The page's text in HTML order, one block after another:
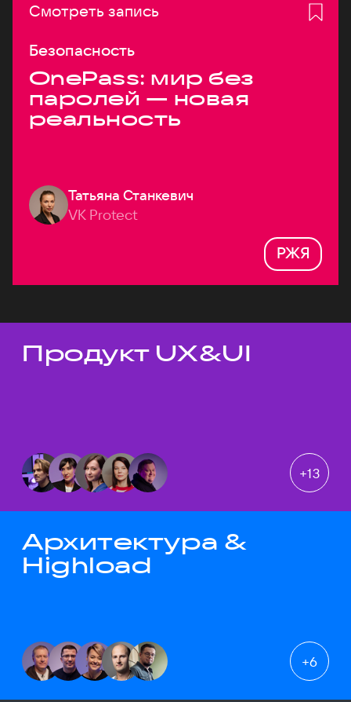
Смотреть запись
Безопасность
OnePass: мир без
паролей — новая
реальность
Татьяна Станкевич
VK Protect
РЖЯ
Темы докладов
Продукт UX&UI
+13
Архитектура &
Highload
+6